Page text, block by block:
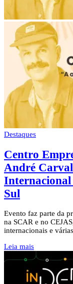
Destaques
Centro
André
Sul
Evento faz parte da
na SCAR e no
internacionais e
Leia mais